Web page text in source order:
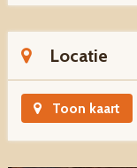
Locatie
Toon kaart